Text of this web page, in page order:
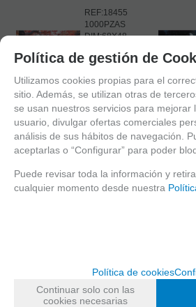
28,57%
10,50 €
REF:18455
1000PZAS
DIM:68X48
EN STOCK
+
AÑADIR A
MAGIC
FOREST:
CASCADES
Política de gestión de
Utilizamos cookies propias para el
sitio. Además, se utilizan otras de
se usan nuestros servicios para mejorar
usuario, divulgar ofertas comerciales
análisis de sus hábitos de navegación.
aceptarlas o “Configurar” para poder
Puede revisar toda la información y
cualquier momento desde nuestra
Política de cookies
Continuar solo con las
cookies necesarias